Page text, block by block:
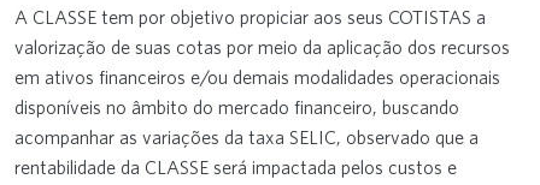
A CLASSE tem por objetivo propiciar aos seus COTISTAS a
valorização de suas cotas por meio da aplicação dos recursos
em ativos financeiros e/ou demais modalidades operacionais
disponíveis no âmbito do mercado financeiro, buscando
acompanhar as variações da taxa SELIC, observado que a
rentabilidade da CLASSE será impactada pelos custos e